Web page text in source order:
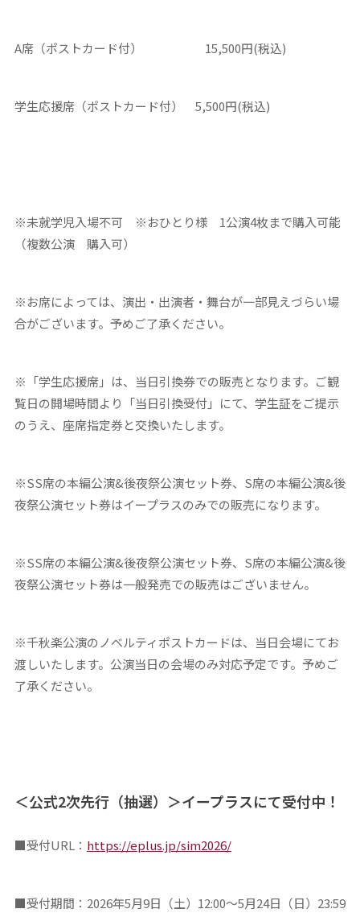
A席（ポストカード付） 15,500円(税込)
学生応援席（ポストカード付） 5,500円(税込)
※未就学児入場不可 ※おひとり様 1公演4枚まで購入可能
（複数公演 購入可）
※お席によっては、演出・出演者・舞台が一部見えづらい場
合がございます。予めご了承ください。
※「学生応援席」は、当日引換券での販売となります。ご観
覧日の開場時間より「当日引換受付」にて、学生証をご提示
のうえ、座席指定券と交換いたします。
※SS席の本編公演&後夜祭公演セット券、S席の本編公演&後
夜祭公演セット券はイープラスのみでの販売になります。
※SS席の本編公演&後夜祭公演セット券、S席の本編公演&後
夜祭公演セット券は一般発売での販売はございません。
※千秋楽公演のノベルティポストカードは、当日会場にてお
渡しいたします。公演当日の会場のみ対応予定です。予めご
了承ください。
＜公式2次先行（抽選）＞イープラスにて受付中！
■受付URL ： https://eplus.jp/sim2026/
■受付期間： 2026年5月9日（土） 12:00～5月24日（日） 23:59